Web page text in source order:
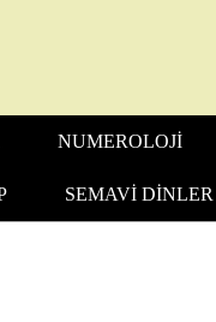
NUMEROLOJI
SEMAVI DINLER